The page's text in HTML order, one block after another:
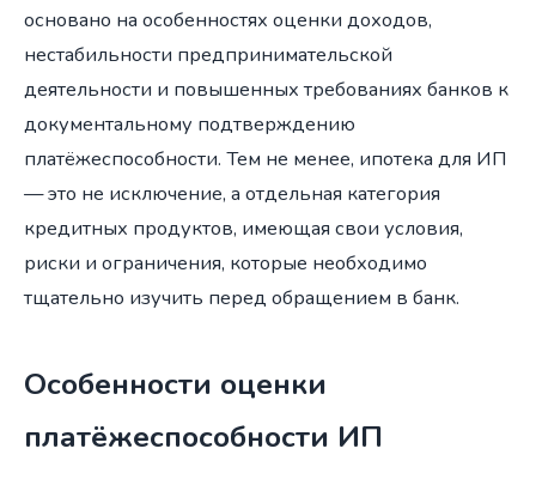
основано на особенностях оценки доходов,
нестабильности предпринимательской
деятельности и повышенных требованиях банков к
документальному подтверждению
платёжеспособности. Тем не менее, ипотека для ИП
— это не исключение, а отдельная категория
кредитных продуктов, имеющая свои условия,
риски и ограничения, которые необходимо
тщательно изучить перед обращением в банк.
Особенности оценки
платёжеспособности ИП